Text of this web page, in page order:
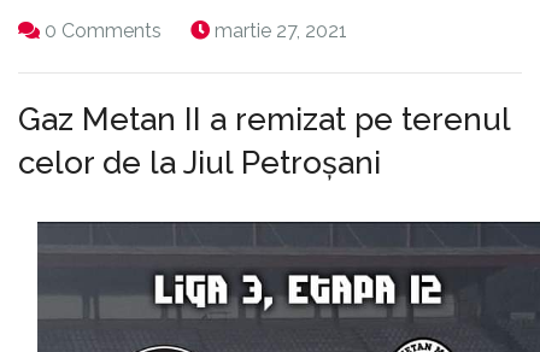
0 Comments martie 27, 2021
Gaz Metan II a remizat pe terenul
celor de la Jiul Petroșani